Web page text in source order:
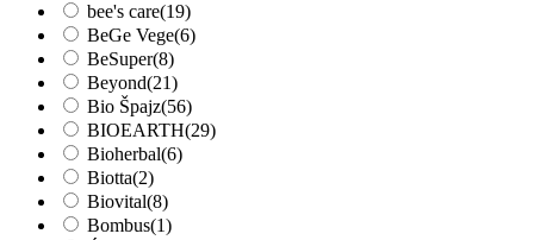
bee's care(19)
BeGe Vege(6)
BeSuper(8)
Beyond(21)
Bio Špajz(56)
BIOEARTH(29)
Bioherbal(6)
Biotta(2)
Biovital(8)
Bombus(1)